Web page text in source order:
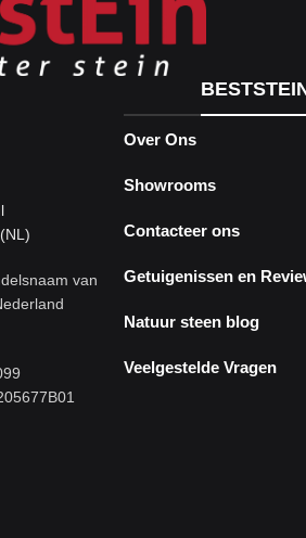
van
Over Ons
Showrooms
Contacteer ons
Getuigenissen en
Natuur steen blog
Veelgestelde Vragen